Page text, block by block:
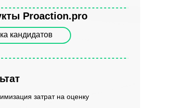
кандидатов
затрат на оценку
Proaction.pro